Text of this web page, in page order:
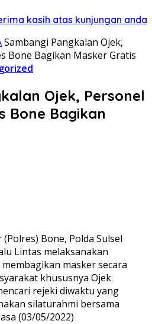
kasih atas kunjungan anda
Sambangi Pangkalan Ojek,
Bone Bagikan Masker Gratis
Ojek, Personel
Bone Bagikan
Bone, Polda Sulsel
Lintas melaksanakan
masker secara
khususnya Ojek
rejeki diwaktu yang
silaturahmi bersama
(03/05/2022)